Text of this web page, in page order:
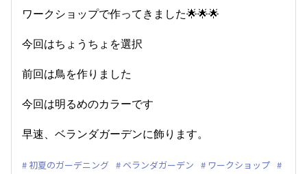
ワークショップで作ってきました🌟🌟🌟
今回はちょうちょを選択
前回は鳥を作りました
今回は明るめのカラーです
早速、ベランダガーデンに飾ります。
初夏のガーデニング ベランダガーデン
ワークショップ